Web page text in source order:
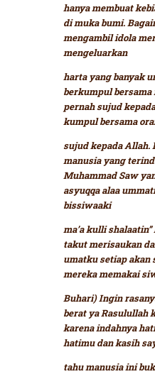
hanya membuat
di muka bumi.
mengambil idola
mengeluarkan
harta yang banyak
berkumpul
pernah sujud
kumpul bersama
sujud kepada Allah.
manusia yang
Muhammad Saw
asyuqqa alaa
bissiwaaki
ma’a kulli shalaatin”
takut merisaukan
umatku setiap
mereka memakai
Buhari) Ingin
berat ya Rasulullah
karena indahnya
hatimu dan kasih
tahu manusia ini